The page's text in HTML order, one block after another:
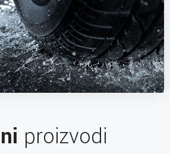
proizvodi